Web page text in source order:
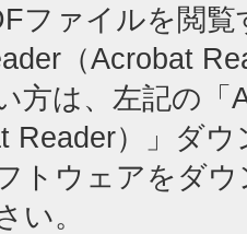
ファイルを閲
（Acrobat
方は、左記の「
Reader）」ダ
トウェアをダ
い。